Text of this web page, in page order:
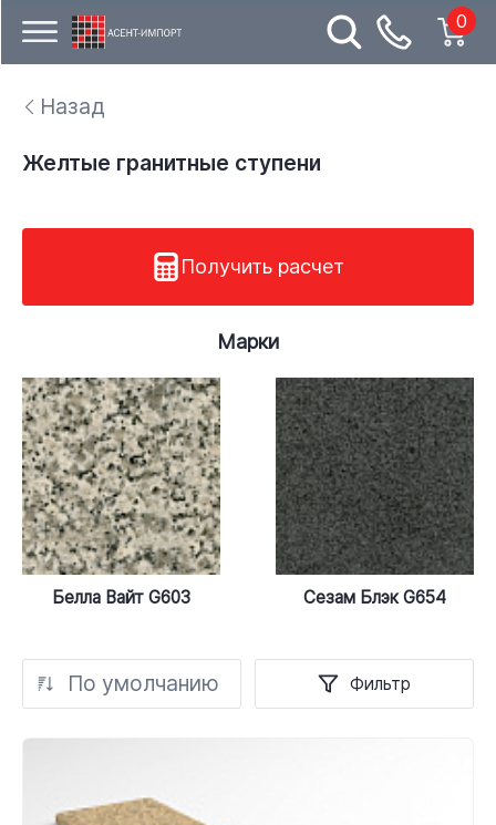
0
Назад
Желтые гранитные ступени
Получить расчет
Марки
Белла Вайт G603 Сезам Блэк G654
По умолчанию Фильтр